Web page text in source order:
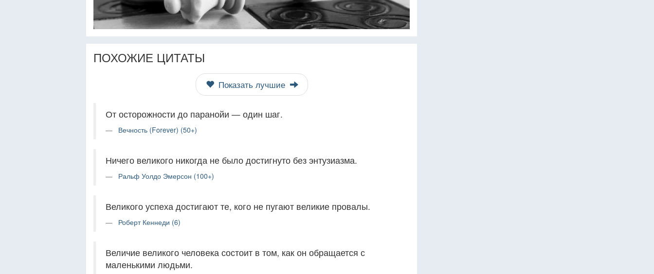
ПОХОЖИЕ ЦИТАТЫ
Показать лучшие
От осторожности до паранойи — один шаг.
Вечность (Forever) (50+)
Ничего великого никогда не было достигнуто без энтузиазма.
Ральф Уолдо Эмерсон (100+)
Великого успеха достигают те, кого не пугают великие провалы.
Роберт Кеннеди (6)
Величие великого человека состоит в том, как он обращается с
маленькими людьми.